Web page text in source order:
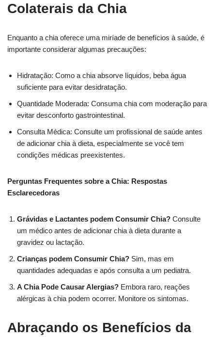
Colaterais da Chia
Enquanto a chia oferece uma miríade de benefícios à saúde, é
importante considerar algumas precauções:
Hidratação: Como a chia absorve líquidos, beba água
suficiente para evitar desidratação.
Quantidade Moderada: Consuma chia com moderação para
evitar desconforto gastrointestinal.
Consulta Médica: Consulte um profissional de saúde antes
de adicionar chia à dieta, especialmente se você tem
condições médicas preexistentes.
Perguntas Frequentes sobre a Chia: Respostas
Esclarecedoras
Grávidas e Lactantes podem Consumir Chia? Consulte
um médico antes de adicionar chia à dieta durante a
gravidez ou lactação.
Crianças podem Consumir Chia? Sim, mas em
quantidades adequadas e após consulta a um pediatra.
A Chia Pode Causar Alergias? Embora raro, reações
alérgicas à chia podem ocorrer. Monitore os sintomas.
Abraçando os Benefícios da